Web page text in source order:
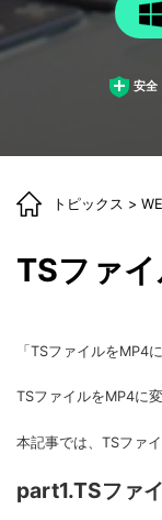
安全
トピックス >
TSファ
「TSファイルをMP4
TSファイルをMP4に
本記事では、TSファ
part1.TSファ